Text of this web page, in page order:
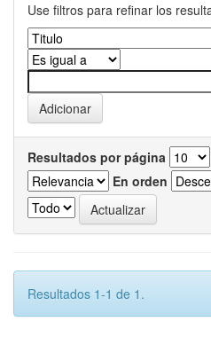
Use filtros para refinar los
Resultados por página
En orden
Resultados 1-1 de 1.